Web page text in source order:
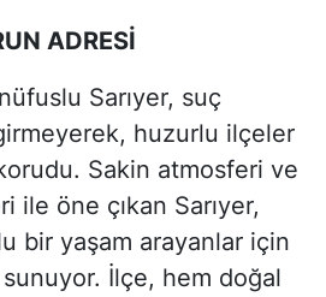
ADRESİ
Sarıyer, suç
huzurlu ilçeler
Sakin atmosferi ve
ile öne çıkan Sarıyer,
bir yaşam arayanlar için
İlçe, hem doğal